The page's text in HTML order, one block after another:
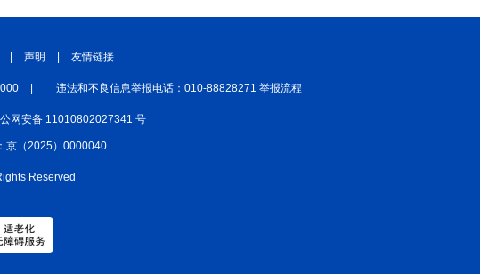
声明 友情链接
违法和不良信息举报电话：010-88828271 举报流程
网安备 11010802027341 号
京（2025）0000040
Reserved